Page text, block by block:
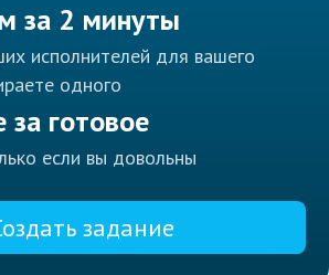
за 2 минуты
исполнителей для вашего
одного
за готовое
если вы довольны
задание